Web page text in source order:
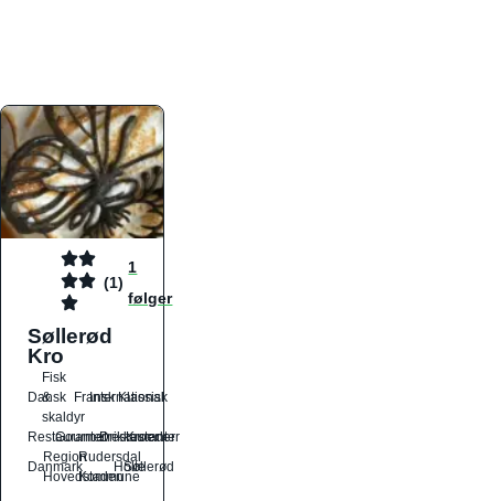
(1)
1
følger
Søllerød
Kro
Dansk
Fisk
&
skaldyr
Fransk
International
Klassisk
Restauranter
Gourmetrestauranter
Drikkesteder
Kroer
Danmark
Region
Hovedstaden
Rudersdal
Kommune
Holte
Søllerød